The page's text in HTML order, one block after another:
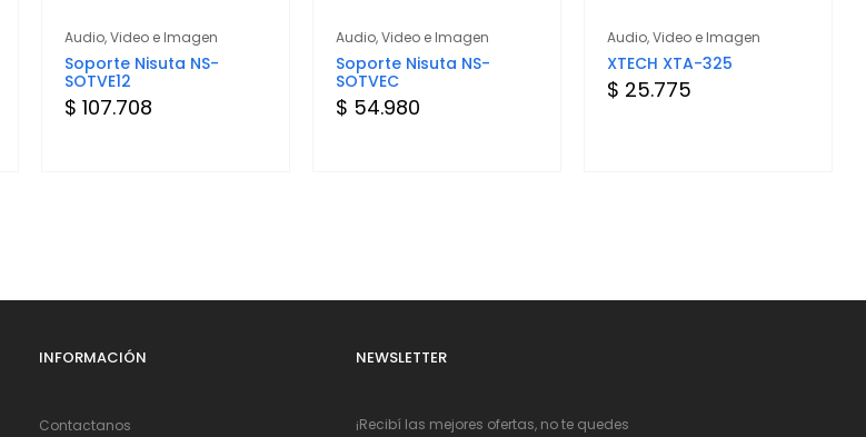
Audio, Video e Imagen
Soporte Nisuta NS-
SOTVE12
$ 107.708
Audio, Video e Imagen
Soporte Nisuta NS-
SOTVEC
$ 54.980
Audio, Video e Imagen
XTECH XTA-325
$ 25.775
INFORMACIÓN
Contactanos
NEWSLETTER
¡Recibí las mejores ofertas, no te quedes